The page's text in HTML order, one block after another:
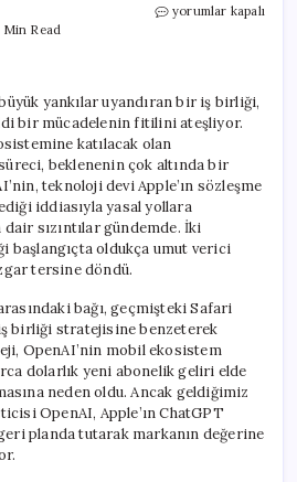
Min Read
OpenAI
Zorlayan
Yasal
Siri
ve
Çatışması
için
yorumlar kapalı
yankılar uyandıran bir iş birliği,
bir mücadelenin fitilini ateşliyor.
katılacak olan
beklenenin çok altında bir
teknoloji devi Apple’ın sözleşme
iddiasıyla yasal yollara
dair sızıntılar gündemde. İki
başlangıçta oldukça umut verici
tersine döndü.
bağı, geçmişteki Safari
birliği stratejisine benzeterek
OpenAI’nin mobil ekosistem
dolarlık yeni abonelik geliri elde
neden oldu. Ancak geldiğimiz
OpenAI, Apple’ın ChatGPT
planda tutarak markanın değerine